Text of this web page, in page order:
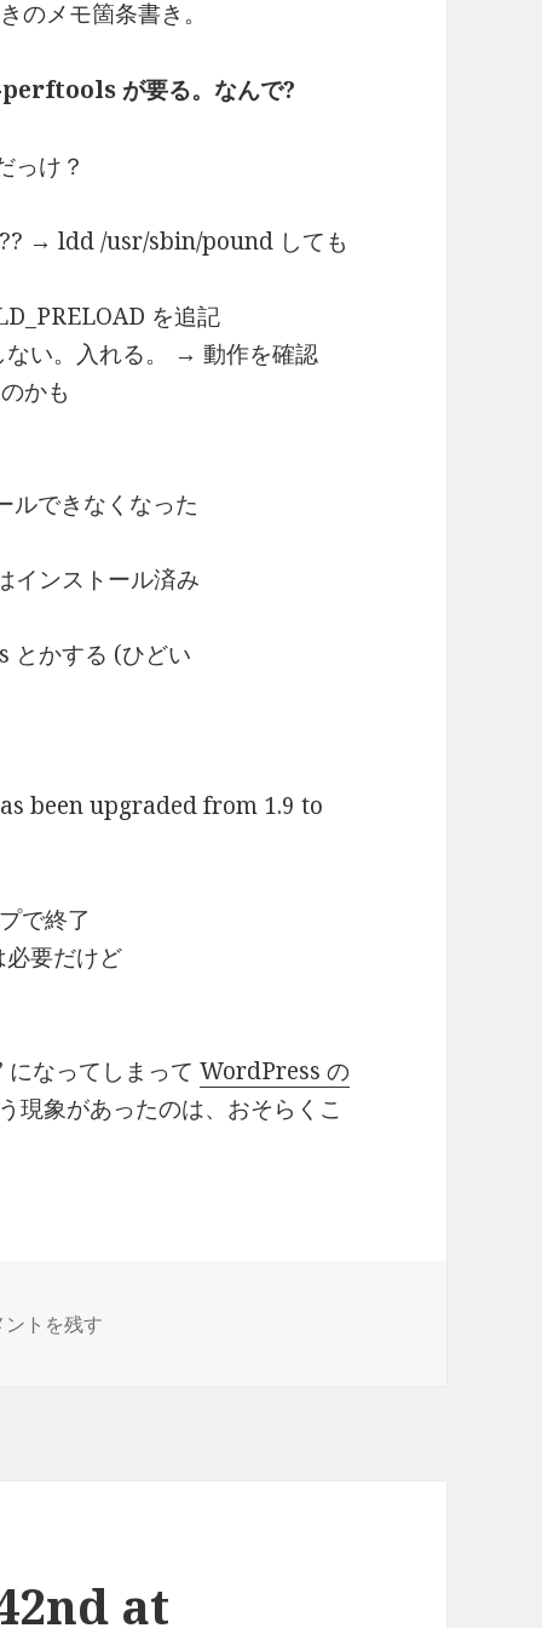
メモ箇条書き。
が要る。なんで?
っけ？
→ ldd /usr/sbin/pound しても
を追記
い。入れる。 → 動作を確認
かも
できなくなった
ンストール済み
とかする (ひどい
been upgraded from 1.9 to
で終了
要だけど
になってしまってWordPress の
現象があったのは、おそらくこ
をアップグレード に
ントを残す
at